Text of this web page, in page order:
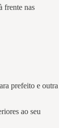
frente nas
prefeito e outra
ao seu